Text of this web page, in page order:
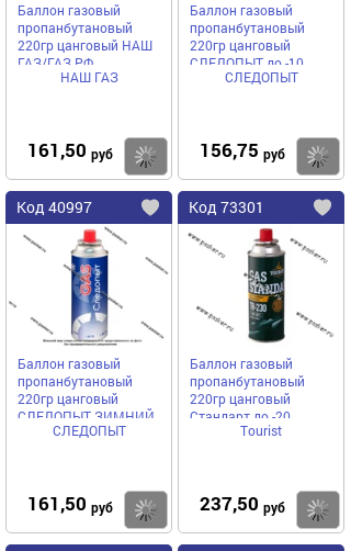
Баллон газовый
пропанбутановый
220гр цанговый НАШ
ГАЗ/ГАЗ РФ
НАШ ГАЗ
161,50 руб Купить
Баллон газовый
пропанбутановый
220гр цанговый
СЛЕДОПЫТ до -10
градусовСЛЕДОПЫТ
156,75 руб
Код 40997
Добавить
избранное
Баллон газовый
пропанбутановый
220гр цанговый
СЛЕДОПЫТ ЗИМНИЙ
до -10 градусов
СЛЕДОПЫТ
161,50 руб Купить
Код 73301
Баллон газовый
пропанбутановый
220гр цанговый
Стандарт до -20
Tourist
237,50 руб